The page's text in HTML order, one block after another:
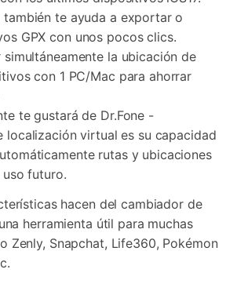
también te ayuda a exportar o
GPX con unos pocos clics.
simultáneamente la ubicación de
con 1 PC/Mac para ahorrar
te gustará de Dr.Fone -
localización virtual es su capacidad
rutas y ubicaciones
futuro.
hacen del cambiador de
herramienta útil para muchas
Zenly, Snapchat, Life360, Pokémon